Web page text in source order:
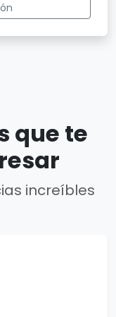
que te
increíbles